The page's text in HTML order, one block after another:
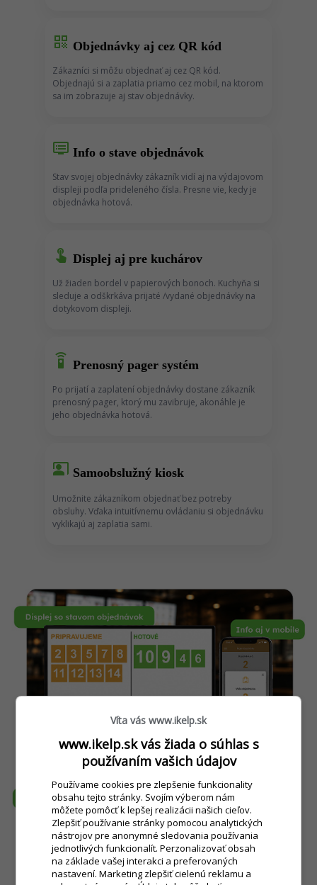
qr_code Objednávky aj cez QR kód
Zákazníci si môžu objednať aj cez QR kód.
Objednajú si a zaplatia priamo cez mobil, na ktorom
sa im zobrazuje aj stav objednávky.
dvr Info o stave objednávok
Stav svojej objednávky zákazník vidí aj na výdajovom
displeji podľa prideleného čísla. Presne vie, kedy je
objednávka hotová.
touch_app Displej aj pre kuchárov
Už žiaden bordel v papierových bonoch. Kuchyňa si
sleduje a odškrkáva prijaté /vydané objednávky na
dotykovom displeji.
settings_remote Prenosný pager systém
Po prijatí a zaplatení objednávky dostane zákazník
prenosný pager, ktorý mu zavibruje, akonáhle je
jeho objednávka hotová.
co_present Samoobslužný kiosk
Umožnite zákazníkom objednať bez potreby
obsluhy. Vďaka intuitívnemu ovládaniu si objednávku
vyklikajú aj zaplatia sami.
Víta vás www.ikelp.sk
www.ikelp.sk vás žiada o súhlas s
používaním vašich údajov
Používame cookies pre zlepšenie funkcionality
obsahu tejto stránky. Svojím výberom nám
môžete pomôcť k lepšej realizácii našich cieľov.
Zlepšiť používanie stránky pomocou analytických
nástrojov pre anonymné sledovania používania
jednotlivých funkcionalít. Perzonalizovať obsah
na základe vašej interakci a preferovaných
nastavení. Marketing zlepšiť cielenú reklamu a